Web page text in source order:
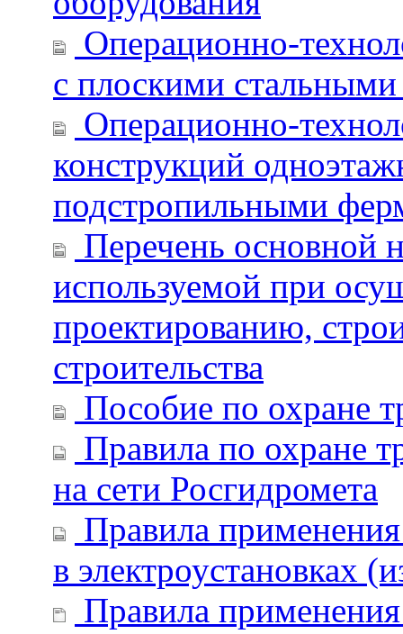
Операционно-
с плоскими
Операционно-
конструкций
подстропильными
Перечень основной
используемой при
проектированию,
строительства
Пособие по охране
Правила по охране
на сети Росгидромета
Правила
в электроустановках
Правила